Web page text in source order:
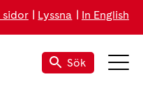
sidor Lyssna In English
Sök